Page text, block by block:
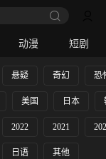
动漫 短剧
悬疑 奇幻 恐
美国 日本
2022 2021
日语 其他